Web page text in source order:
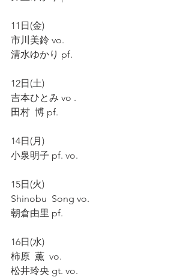
11日(金)
市川美鈴 vo.
清水ゆかり pf.
12日(土)
吉本ひとみ vo .
田村  博 pf.
14日(月)
小泉明子 pf. vo.
15日(火)
Shinobu  Song vo.
朝倉由里 pf.
16日(水)
柿原  薫  vo.
松井玲央 gt. vo.